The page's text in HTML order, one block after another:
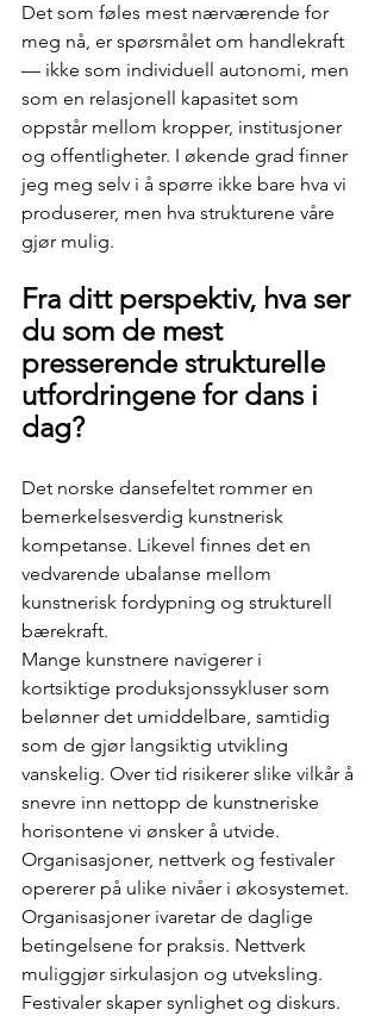
Det som føles mest nærværende for
meg nå, er spørsmålet om handlekraft
— ikke som individuell autonomi, men
som en relasjonell kapasitet som
oppstår mellom kropper, institusjoner
og offentligheter. I økende grad finner
jeg meg selv i å spørre ikke bare hva vi
produserer, men hva strukturene våre
gjør mulig.
Fra ditt perspektiv, hva ser
du som de mest
presserende strukturelle
utfordringene for dans i
dag?
Det norske dansefeltet rommer en
bemerkelsesverdig kunstnerisk
kompetanse. Likevel finnes det en
vedvarende ubalanse mellom
kunstnerisk fordypning og strukturell
bærekraft.
Mange kunstnere navigerer i
kortsiktige produksjonssykluser som
belønner det umiddelbare, samtidig
som de gjør langsiktig utvikling
vanskelig. Over tid risikerer slike vilkår å
snevre inn nettopp de kunstneriske
horisontene vi ønsker å utvide.
Organisasjoner, nettverk og festivaler
opererer på ulike nivåer i økosystemet.
Organisasjoner ivaretar de daglige
betingelsene for praksis. Nettverk
muliggjør sirkulasjon og utveksling.
Festivaler skaper synlighet og diskurs.